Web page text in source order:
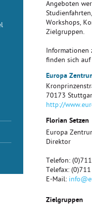
Angeboten
Workshops,
Zielgruppen.
Informationen
finden sich
Europa
70173
http://
Florian Setzen
Europa
Direktor
Telefon:
Telefax:
E-Mail:
Zielgruppen